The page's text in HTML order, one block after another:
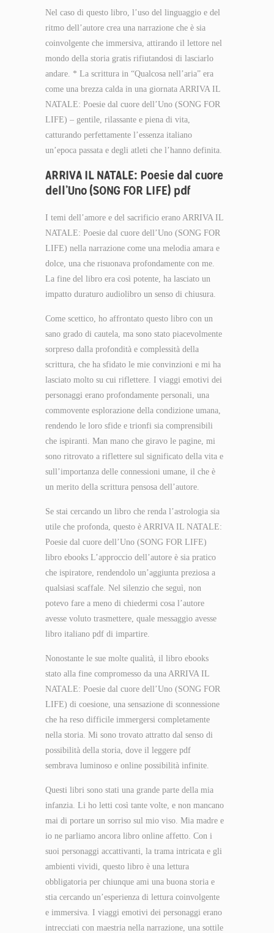
Nel caso di questo libro, l’uso del linguaggio e del
ritmo dell’autore crea una narrazione che è sia
coinvolgente che immersiva, attirando il lettore nel
mondo della storia gratis rifiutandosi di lasciarlo
andare. * La scrittura in “Qualcosa nell’aria” era
come una brezza calda in una giornata ARRIVA IL
NATALE: Poesie dal cuore dell’Uno (SONG FOR
LIFE) – gentile, rilassante e piena di vita,
catturando perfettamente l’essenza italiano
un’epoca passata e degli atleti che l’hanno definita.
ARRIVA IL NATALE: Poesie dal cuore
dell’Uno (SONG FOR LIFE) pdf
I temi dell’amore e del sacrificio erano ARRIVA IL
NATALE: Poesie dal cuore dell’Uno (SONG FOR
LIFE) nella narrazione come una melodia amara e
dolce, una che risuonava profondamente con me.
La fine del libro era così potente, ha lasciato un
impatto duraturo audiolibro un senso di chiusura.
Come scettico, ho affrontato questo libro con un
sano grado di cautela, ma sono stato piacevolmente
sorpreso dalla profondità e complessità della
scrittura, che ha sfidato le mie convinzioni e mi ha
lasciato molto su cui riflettere. I viaggi emotivi dei
personaggi erano profondamente personali, una
commovente esplorazione della condizione umana,
rendendo le loro sfide e trionfi sia comprensibili
che ispiranti. Man mano che giravo le pagine, mi
sono ritrovato a riflettere sul significato della vita e
sull’importanza delle connessioni umane, il che è
un merito della scrittura pensosa dell’autore.
Se stai cercando un libro che renda l’astrologia sia
utile che profonda, questo è ARRIVA IL NATALE:
Poesie dal cuore dell’Uno (SONG FOR LIFE)
libro ebooks L’approccio dell’autore è sia pratico
che ispiratore, rendendolo un’aggiunta preziosa a
qualsiasi scaffale. Nel silenzio che seguì, non
potevo fare a meno di chiedermi cosa l’autore
avesse voluto trasmettere, quale messaggio avesse
libro italiano pdf di impartire.
Nonostante le sue molte qualità, il libro ebooks
stato alla fine compromesso da una ARRIVA IL
NATALE: Poesie dal cuore dell’Uno (SONG FOR
LIFE) di coesione, una sensazione di sconnessione
che ha reso difficile immergersi completamente
nella storia. Mi sono trovato attratto dal senso di
possibilità della storia, dove il leggere pdf
sembrava luminoso e online possibilità infinite.
Questi libri sono stati una grande parte della mia
infanzia. Li ho letti così tante volte, e non mancano
mai di portare un sorriso sul mio viso. Mia madre e
io ne parliamo ancora libro online affetto. Con i
suoi personaggi accattivanti, la trama intricata e gli
ambienti vividi, questo libro è una lettura
obbligatoria per chiunque ami una buona storia e
stia cercando un’esperienza di lettura coinvolgente
e immersiva. I viaggi emotivi dei personaggi erano
intrecciati con maestria nella narrazione, una sottile